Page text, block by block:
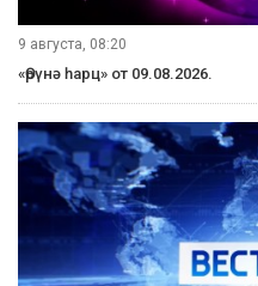
9 августа, 08:20
«Өрүнә һарц» от 09.08.2026.